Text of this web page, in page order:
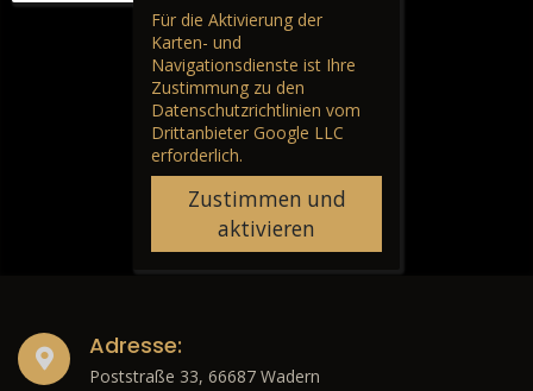
Für die Aktivierung der
Karten- und
Navigationsdienste ist Ihre
Zustimmung zu den
Datenschutzrichtlinien vom
Drittanbieter Google LLC
erforderlich.
Zustimmen und
aktivieren
Adresse:
Poststraße 33, 66687 Wadern